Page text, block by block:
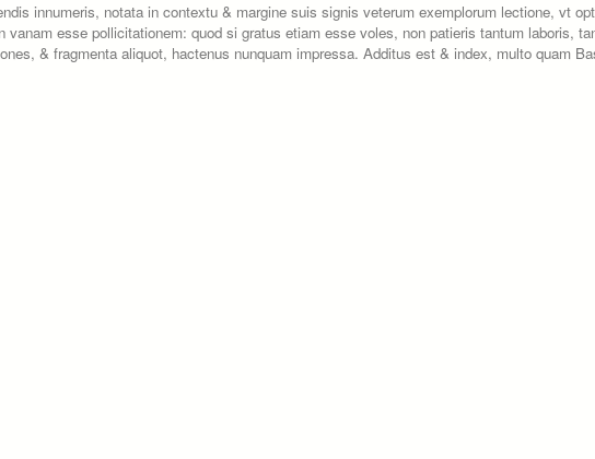
innumeris, notata in contextu & margine suis signis veterum exemplorum lectione, vt
esse pollicitationem: quod si gratus etiam esse voles, non patieris tantum laboris,
& fragmenta aliquot, hactenus nunquam impressa. Additus est & index, multo quam